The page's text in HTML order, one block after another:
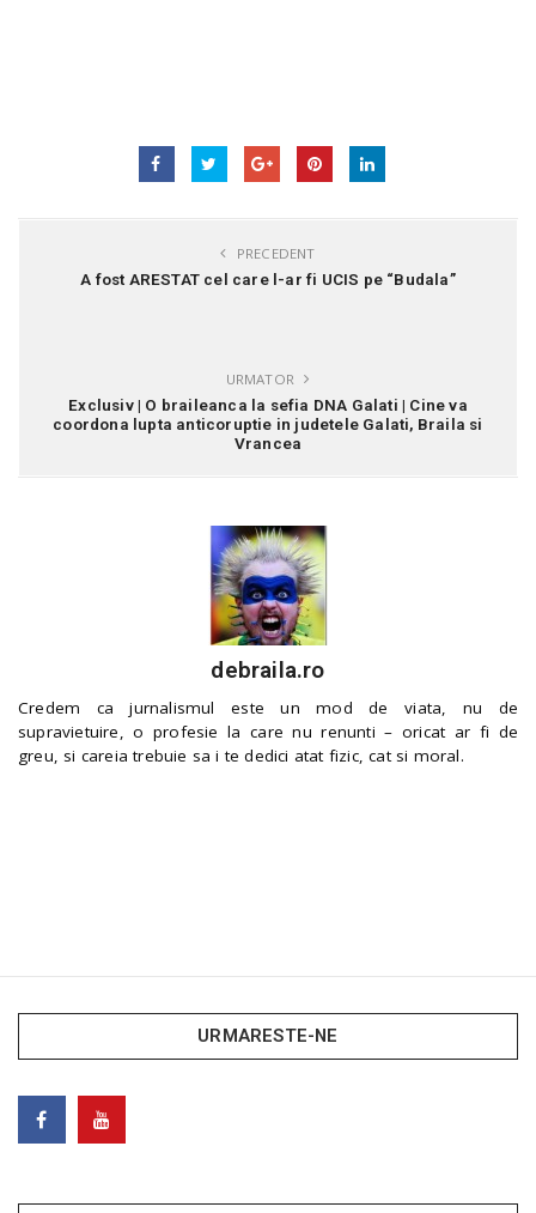
PRECEDENT
A fost ARESTAT cel care l-ar fi UCIS pe “Budala”
URMATOR
Exclusiv | O braileanca la sefia DNA Galati | Cine va
coordona lupta anticoruptie in judetele Galati, Braila si
Vrancea
debraila.ro
Credem ca jurnalismul este un mod de viata, nu de
supravietuire, o profesie la care nu renunti – oricat ar fi de
greu, si careia trebuie sa i te dedici atat fizic, cat si moral.
URMARESTE-NE